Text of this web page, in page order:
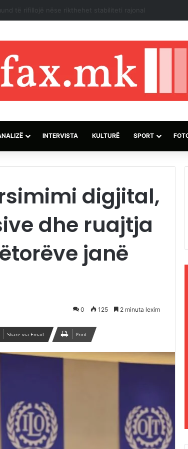
synojnë 5 komunitete palestineze në Bregun
INTERVISTA KULTURË SPORT
digjital,
dhe ruajtja
janë
0 125 2 minuta lexim
Share via Email Print